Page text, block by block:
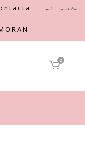
Mi cuenta
0